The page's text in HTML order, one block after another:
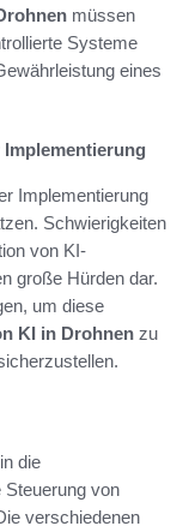
müssen
Systeme
eines
Implementierung
Schwierigkeiten
von KI-
große Hürden dar.
um diese
KI in Drohnen zu
die
Steuerung von
verschiedenen